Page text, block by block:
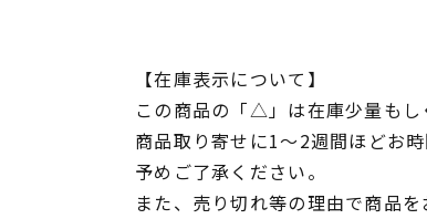
【在庫表示について】
この商品の「△」は在庫少量もし
商品取り寄せに1～2週間ほどお
予めご了承ください。
また、売り切れ等の理由で商品